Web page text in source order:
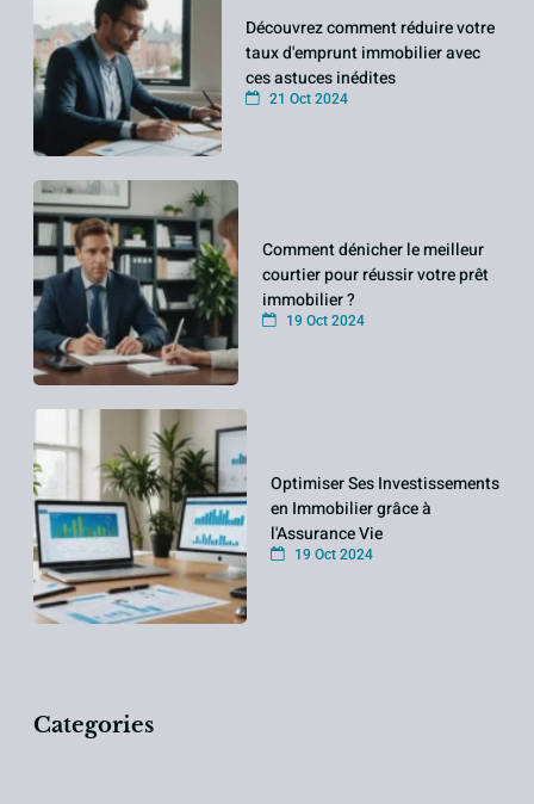
Découvrez comment réduire votre
taux d'emprunt immobilier avec
ces astuces inédites
21 Oct 2024
Comment dénicher le meilleur
courtier pour réussir votre prêt
immobilier ?
19 Oct 2024
Optimiser Ses Investissements
en Immobilier grâce à
l'Assurance Vie
19 Oct 2024
Categories